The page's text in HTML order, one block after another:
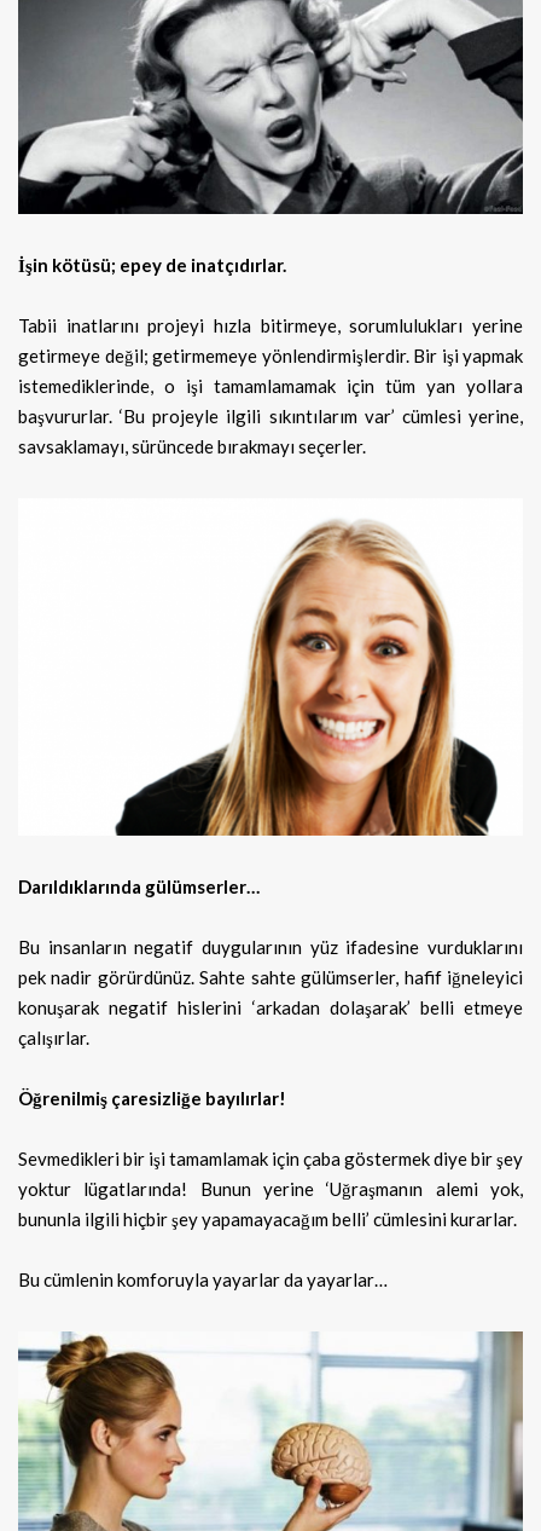
İşin kötüsü; epey de inatçıdırlar.
Tabii inatlarını projeyi hızla bitirmeye, sorumlulukları yerine
getirmeye değil; getirmemeye yönlendirmişlerdir. Bir işi yapmak
istemediklerinde, o işi tamamlamamak için tüm yan yollara
başvururlar. ‘Bu projeyle ilgili sıkıntılarım var’ cümlesi yerine,
savsaklamayı, sürüncede bırakmayı seçerler.
Darıldıklarında gülümserler…
Bu insanların negatif duygularının yüz ifadesine vurduklarını
pek nadir görürdünüz. Sahte sahte gülümserler, hafif iğneleyici
konuşarak negatif hislerini ‘arkadan dolaşarak’ belli etmeye
çalışırlar.
Öğrenilmiş çaresizliğe bayılırlar!
Sevmedikleri bir işi tamamlamak için çaba göstermek diye bir şey
yoktur lügatlarında! Bunun yerine ‘Uğraşmanın alemi yok,
bununla ilgili hiçbir şey yapamayacağım belli’ cümlesini kurarlar.
Bu cümlenin komforuyla yayarlar da yayarlar…